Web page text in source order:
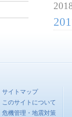
サイトマップ
このサイトについて
危機管理・地震対策